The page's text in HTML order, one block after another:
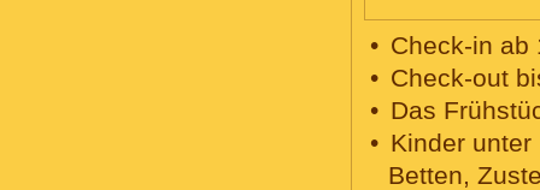
Check-in ab
Check-out
Das
Kinder
Betten,